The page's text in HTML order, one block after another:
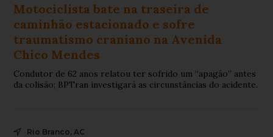
Motociclista bate na traseira de
caminhão estacionado e sofre
traumatismo craniano na Avenida
Chico Mendes
Condutor de 62 anos relatou ter sofrido um “apagão” antes
da colisão; BPTran investigará as circunstâncias do acidente.
Rio Branco, AC